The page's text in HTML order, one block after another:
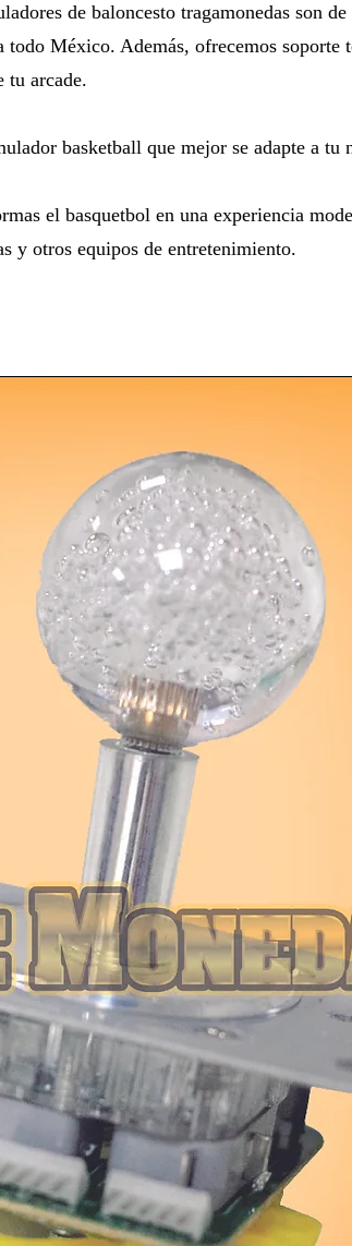
de baloncesto tragamonedas son
México. Además, ofrecemos soporte
tu arcade.
basketball que mejor se adapte a
el basquetbol en una experiencia
y otros equipos de entretenimiento.